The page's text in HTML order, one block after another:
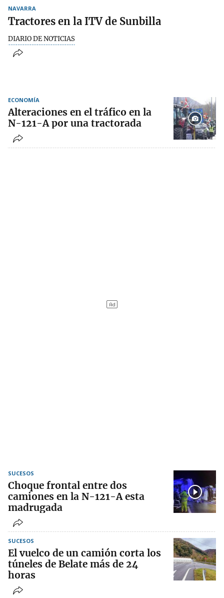
NAVARRA
Tractores en la ITV de Sunbilla
DIARIO DE NOTICIAS
ECONOMÍA
Alteraciones en el tráfico en la
N-121-A por una tractorada
SUCESOS
Choque frontal entre dos
camiones en la N-121-A esta
madrugada
SUCESOS
El vuelco de un camión corta los
túneles de Belate más de 24
horas